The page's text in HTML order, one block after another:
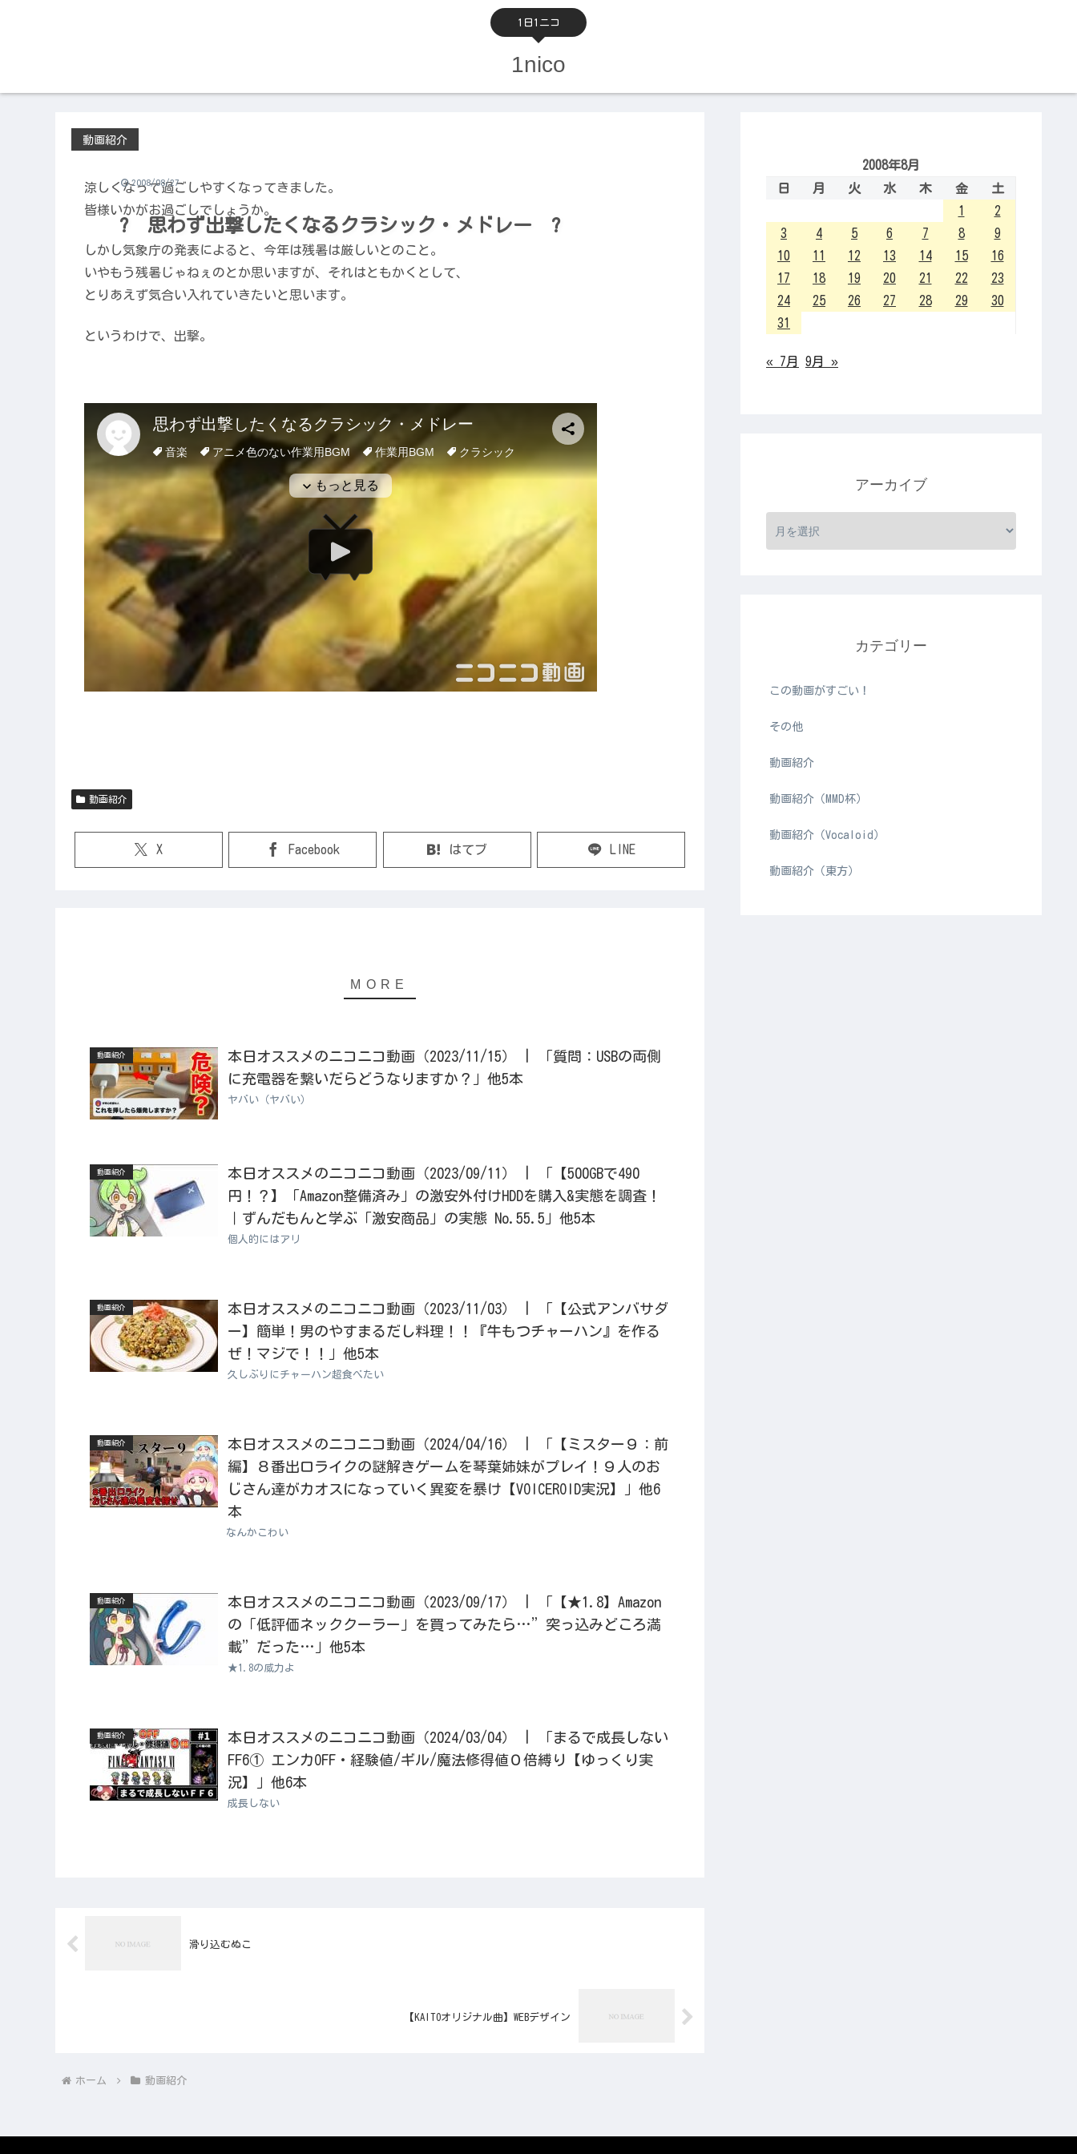
1日1ニコ
1nico
? 思わず出撃したくなるクラシック・メドレー ?
動画紹介
2008/08/27
涼しくなって過ごしやすくなってきました。
皆様いかがお過ごしでしょうか。
しかし気象庁の発表によると、今年は残暑は厳しいとのこと。
いやもう残暑じゃねぇのとか思いますが、それはともかくとして、
とりあえず気合い入れていきたいと思います。
というわけで、出撃。
動画紹介
X Facebook はてブ LINE
動画紹介
本日オススメのニコニコ動画（2023/11/15） | 「質問：USBの両側
に充電器を繋いだらどうなりますか？」他5本
ヤバい（ヤバい）
動画紹介
本日オススメのニコニコ動画（2023/09/11） | 「【500GBで490
円！？】「Amazon整備済み」の激安外付けHDDを購入&実態を調査！
｜ずんだもんと学ぶ「激安商品」の実態 No.55.5」他5本
個人的にはアリ
動画紹介
本日オススメのニコニコ動画（2023/11/03） | 「【公式アンバサダ
ー】簡単！男のやすまるだし料理！！『牛もつチャーハン』を作る
ぜ！マジで！！」他5本
久しぶりにチャーハン超食べたい
動画紹介
本日オススメのニコニコ動画（2024/04/16） | 「【ミスター９：前
編】８番出口ライクの謎解きゲームを琴葉姉妹がプレイ！９人のお
じさん達がカオスになっていく異変を暴け【VOICEROID実況】」他6
本
なんかこわい
動画紹介
本日オススメのニコニコ動画（2023/09/17） | 「【★1.8】Amazon
の「低評価ネッククーラー」を買ってみたら…”突っ込みどころ満
載”だった…」他5本
★1.8の威力よ
動画紹介
本日オススメのニコニコ動画（2024/03/04） | 「まるで成長しない
FF6① エンカOFF・経験値/ギル/魔法修得値０倍縛り【ゆっくり実
況】」他6本
成長しない
滑り込むぬこ
【KAITOオリジナル曲】WEBデザイン
ホーム 動画紹介
2008年8月
日
月 火 水 木 金
土
1
2
3
4 5 6 7 8
9
10
11 12 13 14 15
16
17
18 19 20 21 22
23
24
25 26 27 28 29
30
31
« 7月 9月 »
アーカイブ
カテゴリー
この動画がすごい！
その他
動画紹介
動画紹介（MMD杯）
動画紹介（Vocaloid）
動画紹介（東方）